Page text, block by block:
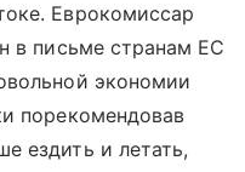
Еврокомиссар
в письме странам ЕС
экономии
порекомендовав
ездить и летать,